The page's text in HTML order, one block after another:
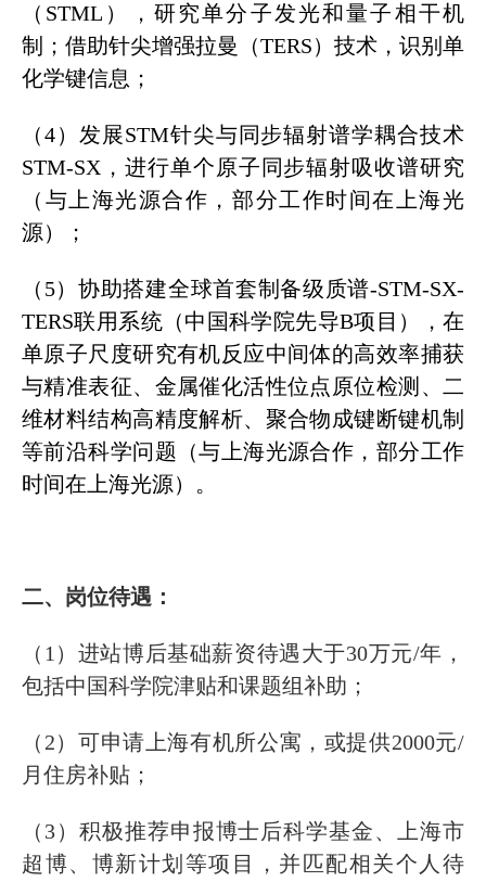
（STML），研究单分子发光和量子相干机
制；借助针尖增强拉曼（TERS）技术，识别单
化学键信息；
（4）发展STM针尖与同步辐射谱学耦合技术
STM-SX，进行单个原子同步辐射吸收谱研究
（与上海光源合作，部分工作时间在上海光
源）
；
（5）协助搭建全球首套制备级质谱-STM-SX-
TERS联用系统（中国科学院先导B项目），在
单原子尺度研究有机反应中间体的高效率捕获
与精准表征、金属催化活性位点原位检测、二
维材料结构高精度解析、聚合物成键断键机制
等前沿科学问题（与上海光源合作，部分工作
时间在上海光源）。
二、岗位待遇：
（1）进站博后基础薪资待遇大于30万元/年，
包括中国科学院津贴和课题组补助；
（2）可申请上海有机所公寓，或提供2000元/
月住房补贴；
（3）积极推荐申报博士后科学基金、上海市
超博、博新计划等项目，并匹配相关个人待